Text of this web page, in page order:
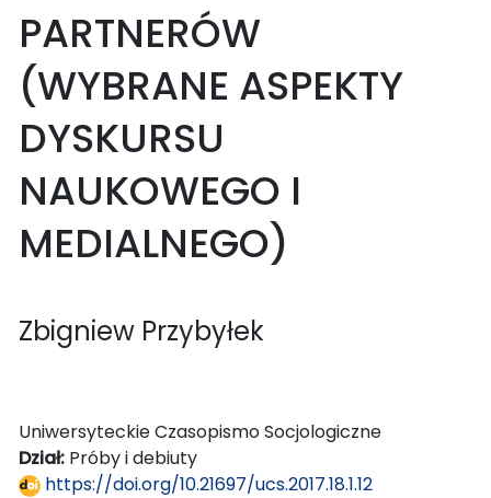
PARTNERÓW
(WYBRANE ASPEKTY
DYSKURSU
NAUKOWEGO I
MEDIALNEGO)
Zbigniew Przybyłek
Uniwersyteckie Czasopismo Socjologiczne
Dział: Próby i debiuty
https://doi.org/10.21697/ucs.2017.18.1.12